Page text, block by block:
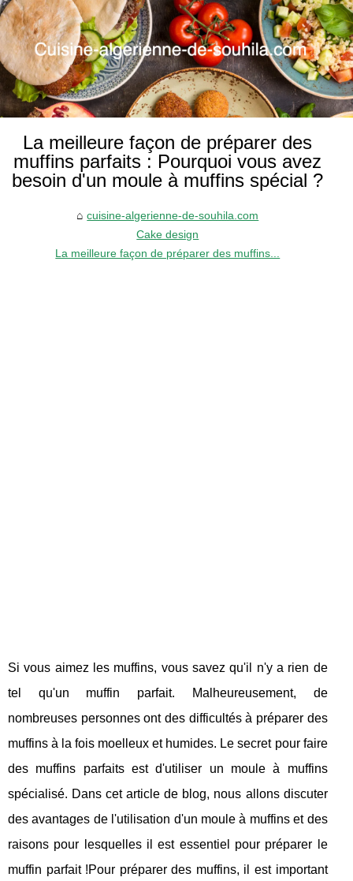
La meilleure façon de préparer des
muffins parfaits : Pourquoi vous avez
besoin d'un moule à muffins spécial ?
cuisine-algerienne-de-souhila.com
Cake design
La meilleure façon de préparer des muffins...
Si vous aimez les muffins, vous savez qu'il n'y a rien de
tel qu'un muffin parfait. Malheureusement, de
nombreuses personnes ont des difficultés à préparer des
muffins à la fois moelleux et humides. Le secret pour faire
des muffins parfaits est d'utiliser un moule à muffins
spécialisé. Dans cet article de blog, nous allons discuter
des avantages de l'utilisation d'un moule à muffins et des
raisons pour lesquelles il est essentiel pour préparer le
muffin parfait !Pour préparer des muffins, il est important